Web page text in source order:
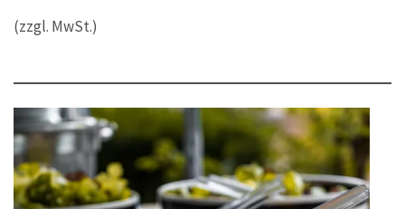
(zzgl. MwSt.)